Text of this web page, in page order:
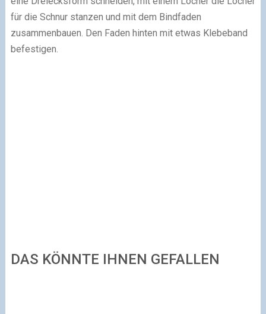
für die Schnur stanzen und mit dem Bindfaden
zusammenbauen. Den Faden hinten mit etwas Klebeband
befestigen.
DAS KÖNNTE IHNEN GEFALLEN